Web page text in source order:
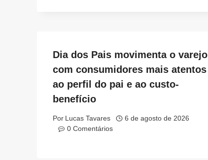
Dia dos Pais movimenta o varejo
com consumidores mais atentos
ao perfil do pai e ao custo-
benefício
Por Lucas Tavares
6 de agosto de 2026
0 Comentários